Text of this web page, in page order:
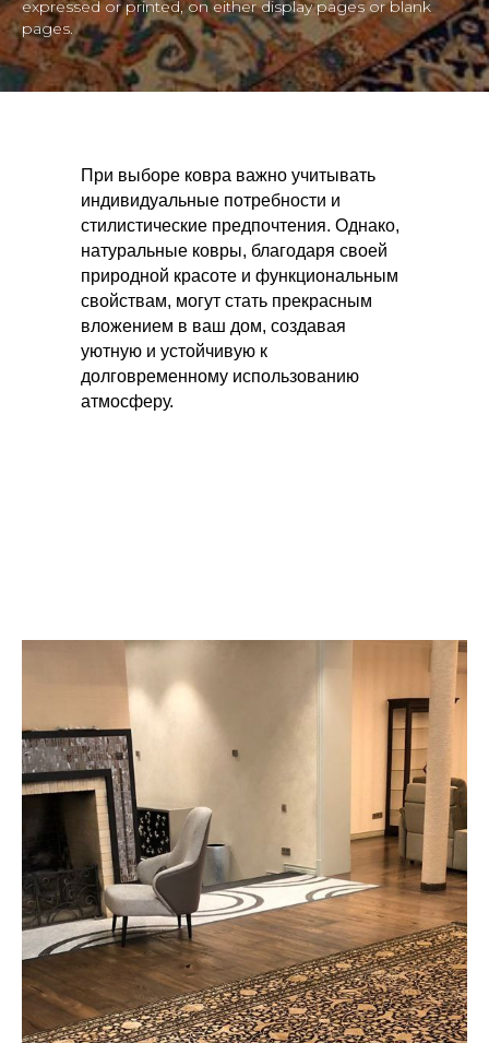
expressed or printed, on either display pages or blank
pages.
При выборе ковра важно учитывать
индивидуальные потребности и
стилистические предпочтения. Однако,
натуральные ковры, благодаря своей
природной красоте и функциональным
свойствам, могут стать прекрасным
вложением в ваш дом, создавая
уютную и устойчивую к
долговременному использованию
атмосферу.